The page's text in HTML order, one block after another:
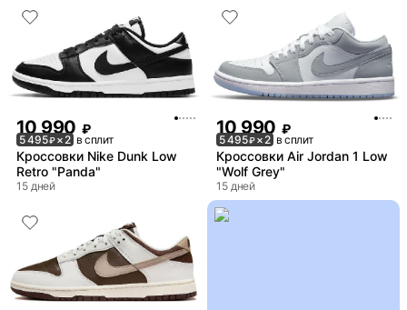
10 990 ₽
5 495₽× 2 в сплит
Кроссовки Nike Dunk Low
Retro "Panda"
15 дней
10 990 ₽
5 495₽× 2 в сплит
Кроссовки Air Jordan 1 Low
"Wolf Grey"
15 дней